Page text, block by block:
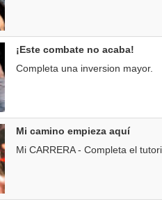
¡Este combate no acaba!
Completa una inversion mayor.
Mi camino empieza aquí
Mi CARRERA - Completa el